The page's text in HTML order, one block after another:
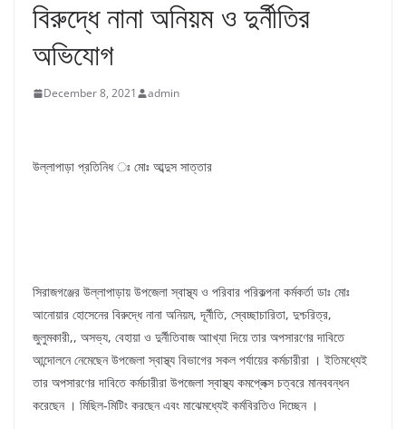
বিরুদ্ধে নানা অনিয়ম ও দুর্নীতির
অভিযোগ
December 8, 2021 admin
উল্লাপাড়া প্রতিনিধ ঃ মোঃ আব্দুস সাত্তার
সিরাজগঞ্জের উল্লাপাড়ায় উপজেলা স্বাস্থ্য ও পরিবার পরিকল্পনা কর্মকর্তা ডাঃ মোঃ
আনোয়ার হোসেনের বিরুদ্ধে নানা অনিয়ম, দূর্নীতি, স্বেচ্ছাচারিতা, দুশ্চরিত্র,
জুলুমকারী,, অসভ্য, বেহায়া ও দুর্নীতিবাজ আাখ্যা দিয়ে তার অপসারণের দাবিতে
আন্দোলনে নেমেছেন উপজেলা স্বাস্থ্য বিভাগের সকল পর্যায়ের কর্মচারীরা । ইতিমধ্যেই
তার অপসারণের দাবিতে কর্মচারীরা উপজেলা স্বাস্থ্য কমপ্লেক্স চত্বরে মানববন্ধন
করেছেন । মিছিল-মিটিং করছেন এবং মাঝেমধ্যেই কর্মবিরতিও দিচ্ছেন ।